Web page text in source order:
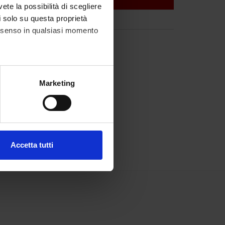
la possibilità di scegliere
su questa proprietà
in qualsiasi momento
metro,Marketing
Accetta tutti